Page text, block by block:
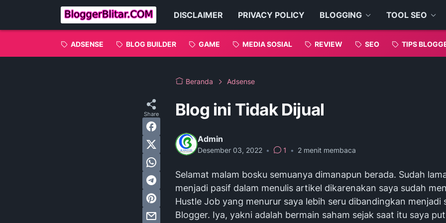
DISCLAIMER PRIVACY POLICY BLOGGING TOOL SEO
ADSENSE BLOG BUILDER GAME MEDIA SOSIAL REVIEW SEO TIPS
Beranda Adsense
Blog ini Tidak Dijual
Admin
Desember 03, 2022 • 1 • 2 menit membaca
Selamat malam bosku semuanya dimanapun berada. Sudah
menjadi pasif dalam menulis artikel dikarenakan saya sudah
Hustle Job yang menurur saya lebih seru dibandingkan menjadi
Blogger. Iya, yakni adalah bermain saham sejak saat itu saya